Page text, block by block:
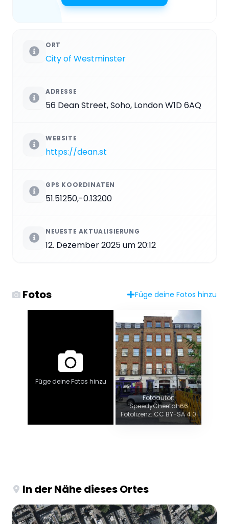
ORT
City of Westminster
ADRESSE
56 Dean Street, Soho, London W1D 6AQ
WEBSITE
https://dean.st
GPS KOORDINATEN
51.51250,-0.13200
NEUESTE AKTUALISIERUNG
12. Dezember 2025 um 20:12
Fotos Füge deine Fotos hinzu
Füge deine Fotos hinzu
Fotoautor:
SpeedyCheetah66
Fotolizenz: CC BY-SA 4.0
In der Nähe dieses Ortes